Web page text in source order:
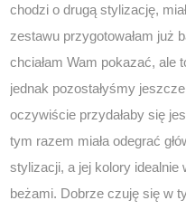
chodzi o drugą stylizację,
zestawu przygotowałam już
chciałam Wam pokazać, ale
jednak pozostałyśmy
oczywiście przydałaby się
tym razem miała odegrać
stylizacji, a jej kolory idealnie
beżami. Dobrze czuję się w